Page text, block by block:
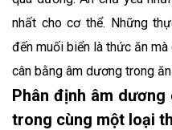
nhất cho cơ thể. Những
đến muối biển là thức ăn
cân bằng âm dương trong
Phân định âm
trong cùng một loại